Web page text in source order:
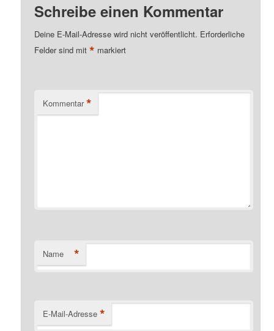
Schreibe einen Kommentar
Deine E-Mail-Adresse wird nicht veröffentlicht. Erforderliche
Felder sind mit* markiert
Kommentar *
Name *
E-Mail-Adresse *